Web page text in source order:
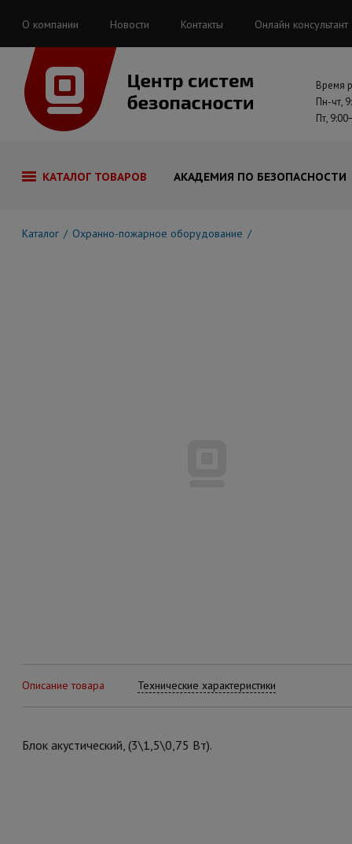
О компании Новости Контакты Онлайн консультант
Время
Пн-чт,
Пт,
КАТАЛОГ ТОВАРОВ АКАДЕМИЯ ПО БЕЗОПАСНОСТИ
Каталог Охранно-пожарное оборудование
Описание товара Технические характеристики
Блок акустический, (3\1,5\0,75 Вт).